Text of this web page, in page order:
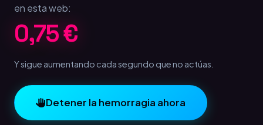
en esta web:
1,25 €
Y sigue aumentando cada segundo que no actúas.
Detener la hemorragia ahora